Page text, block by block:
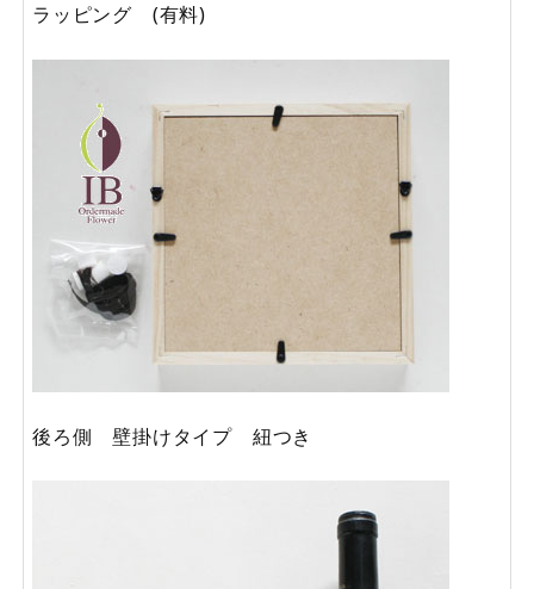
ラッピング (有料)
後ろ側 壁掛けタイプ 紐つき